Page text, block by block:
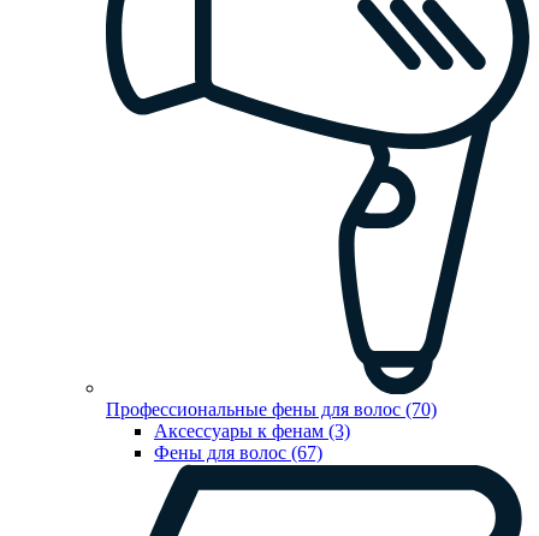
Профессиональные фены для волос (70)
Аксессуары к фенам (3)
Фены для волос (67)